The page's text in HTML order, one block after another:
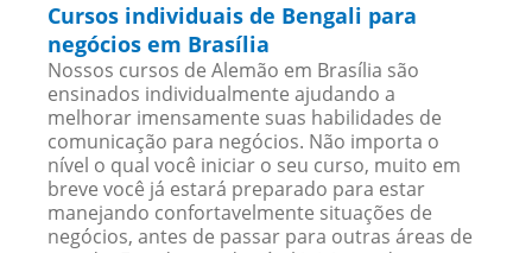
Cursos individuais de Bengali para
negócios em Brasília
Nossos cursos de Alemão em Brasília são
ensinados individualmente ajudando a
melhorar imensamente suas habilidades de
comunicação para negócios. Não importa o
nível o qual você iniciar o seu curso, muito em
breve você já estará preparado para estar
manejando confortavelmente situações de
negócios, antes de passar para outras áreas de